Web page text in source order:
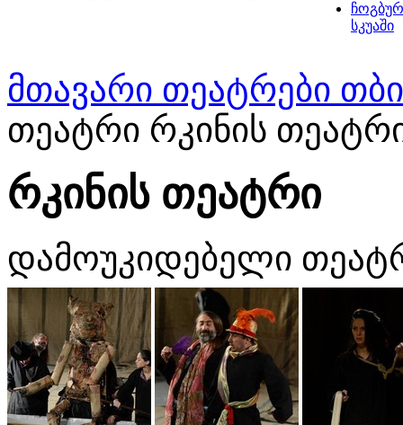
სკუაში
მთავარი თეატრები
თეატრი რკინის
რკინის თეატრი
დამოუკიდებელი